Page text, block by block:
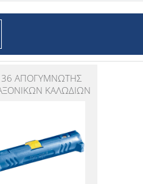
ΑΠΟΓΥΜΝΩΤΗΣ
ΚΑΛΩΔΙΩΝ